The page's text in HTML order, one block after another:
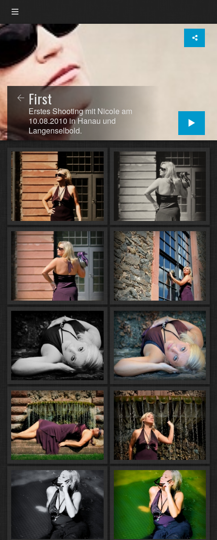
First
Erstes Shooting mit Nicole am
10.08.2010 in Hanau und
Langenselbold.